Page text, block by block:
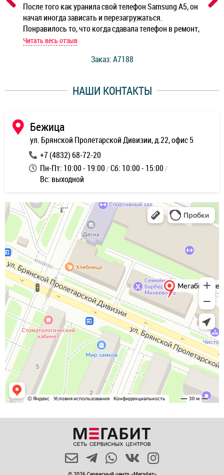
После того как уранила свой телефон Samsung A5, он
начал иногда зависать и перезагружаться.
Понравилось то, что когда сдавала телефон в ремонт,
мастер при мне сделал быструю диагностику и сказал
работы и оперативность!
Читать весь отзыв
Заказ: A7188
НАШИ КОНТАКТЫ
Бежица
ул. Брянской Пролетарской Дивизии, д.22, офис 5
+7 (4832) 68-72-20
Пн-Пт: 10:00 - 19:00 Сб: 10:00 - 15:00
Вс: выходной